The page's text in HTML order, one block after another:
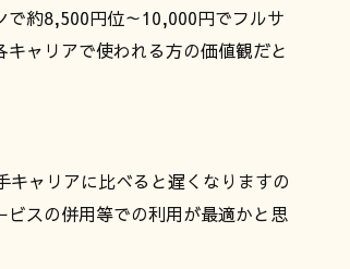
で約8,500円位～10,000円でフルサ
ャリアで使われる方の価値観だと
ャリアに比べると遅くなりますの
スの併用等での利用が最適かと思